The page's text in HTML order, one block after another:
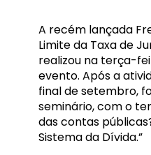
A recém lançada
Limite da Taxa de
realizou na terça-
evento. Após a
final de setembro,
seminário, com o
das contas
Sistema da Dívida.”